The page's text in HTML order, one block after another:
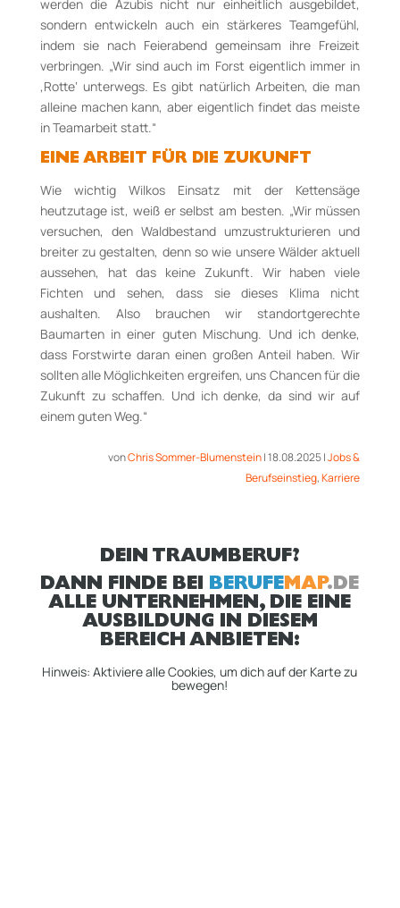
werden die Azubis nicht nur einheitlich ausgebildet,
sondern entwickeln auch ein stärkeres Teamgefühl,
indem sienach Feierabend gemeinsam ihre Freizeit
verbringen. „Wir sind auch im Forst eigentlich immer in
‚Rotte‘ unterwegs. Es gibt natürlich Arbeiten, die man
alleinemachen kann, aber eigentlich findet das meiste
in Teamarbeit statt.“
EINE ARBEIT FÜR DIE ZUKUNFT
Wie wichtig Wilkos Einsatz mit der Kettensäge
heutzutage ist, weiß er selbst am besten. „Wir müssen
versuchen, den Waldbestand umzustrukturieren und
breiterzu gestalten, denn so wie unsere Wälder aktuell
aussehen, hat das keine Zukunft. Wir haben viele
Fichten und sehen, dass siedieses Klima nicht
aushalten. Also brauchen wir standortgerechte
Baumartenin einer guten Mischung. Und ich denke,
dass Forstwirte daran einen großen Anteil haben. Wir
sollten alle Möglichkeiten ergreifen, uns Chancen für die
Zukunft zu schaffen. Und ich denke, da sind wir auf
einem guten Weg.“
vonChris Sommer-Blumenstein|18.08.2025|Jobs &
Berufseinstieg,Karriere
DEIN TRAUMBERUF?
DANN FINDE BEI BERUFEMAP.DE
ALLE UNTERNEHMEN, DIE EINE
AUSBILDUNG IN DIESEM
BEREICH ANBIETEN:
Hinweis: Aktiviere alle Cookies, um dich auf der Karte zu
bewegen!